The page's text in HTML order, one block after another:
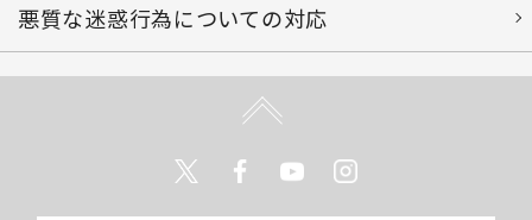
悪質な迷惑行為についての対応
TwitterFacebookYoutube